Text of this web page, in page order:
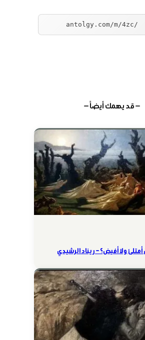
— قد يهمك أيضاً —
ولا أفيض؟ – ريناد الرشيدي